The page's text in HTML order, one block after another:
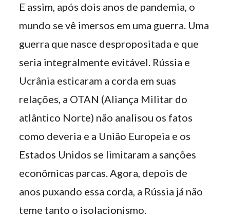
E assim, após dois anos de pandemia, o
mundo se vê imersos em uma guerra. Uma
guerra que nasce despropositada e que
seria integralmente evitável. Rússia e
Ucrânia esticaram a corda em suas
relações, a OTAN (Aliança Militar do
atlântico Norte) não analisou os fatos
como deveria e a União Europeia e os
Estados Unidos se limitaram a sanções
econômicas parcas. Agora, depois de
anos puxando essa corda, a Rússia já não
teme tanto o isolacionismo.